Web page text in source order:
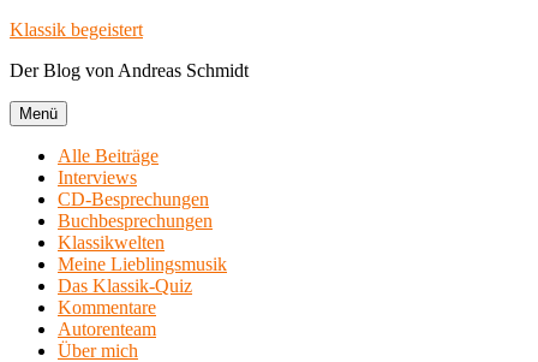
Zum
springen
Klassik begeistert
Der Blog von Andreas Schmidt
Menü
Alle Beiträge
Interviews
CD-Besprechungen
Buchbesprechungen
Klassikwelten
Meine Lieblingsmusik
Das Klassik-Quiz
Kommentare
Autorenteam
Über mich